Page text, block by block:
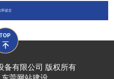
即提交
备有限公司 版权所有